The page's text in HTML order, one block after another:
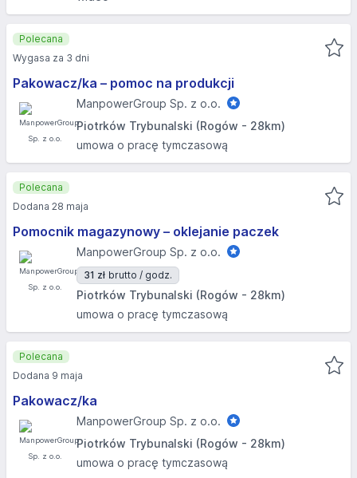
Pakowacz/ka – pomoc na produkcji
ManpowerGroup Sp. z o.o.
Piotrków Trybunalski (Rogów - 28km)
umowa o pracę tymczasową
Polecana
Wygasa za 3 dni
Pomocnik magazynowy – oklejanie paczek
ManpowerGroup Sp. z o.o.
31 zł brutto / godz.
Piotrków Trybunalski (Rogów - 28km)
umowa o pracę tymczasową
Polecana
Dodana 28 maja
Pakowacz/ka
ManpowerGroup Sp. z o.o.
Piotrków Trybunalski (Rogów - 28km)
umowa o pracę tymczasową
Polecana
Dodana 9 maja